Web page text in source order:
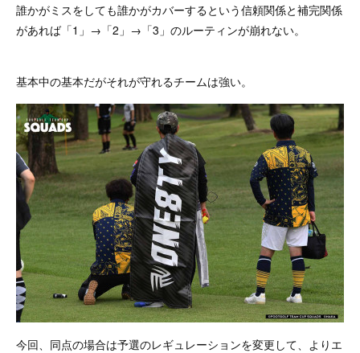
誰かがミスをしても誰かがカバーするという信頼関係と補完関係
があれば「1」→「2」→「3」のルーティンが崩れない。
基本中の基本だがそれが守れるチームは強い。
今回、同点の場合は予選のレギュレーションを変更して、よりエ